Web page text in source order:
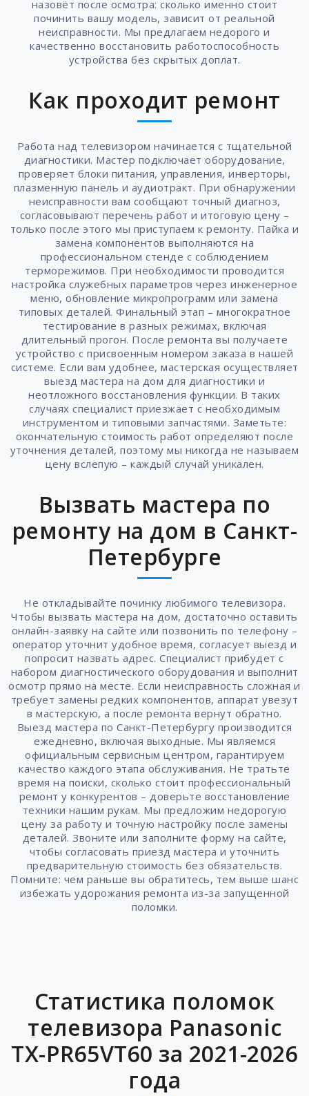
назовёт после осмотра: сколько именно стоит
починить вашу модель, зависит от реальной
неисправности. Мы предлагаем недорого и
качественно восстановить работоспособность
устройства без скрытых доплат.
Как проходит ремонт
Работа над телевизором начинается с тщательной
диагностики. Мастер подключает оборудование,
проверяет блоки питания, управления, инверторы,
плазменную панель и аудиотракт. При обнаружении
неисправности вам сообщают точный диагноз,
согласовывают перечень работ и итоговую цену –
только после этого мы приступаем к ремонту. Пайка и
замена компонентов выполняются на
профессиональном стенде с соблюдением
терморежимов. При необходимости проводится
настройка служебных параметров через инженерное
меню, обновление микропрограмм или замена
типовых деталей. Финальный этап – многократное
тестирование в разных режимах, включая
длительный прогон. После ремонта вы получаете
устройство с присвоенным номером заказа в нашей
системе. Если вам удобнее, мастерская осуществляет
выезд мастера на дом для диагностики и
неотложного восстановления функции. В таких
случаях специалист приезжает с необходимым
инструментом и типовыми запчастями. Заметьте:
окончательную стоимость работ определяют после
уточнения деталей, поэтому мы никогда не называем
цену вслепую – каждый случай уникален.
Вызвать мастера по
ремонту на дом в Санкт-
Петербурге
Не откладывайте починку любимого телевизора.
Чтобы вызвать мастера на дом, достаточно оставить
онлайн-заявку на сайте или позвонить по телефону –
оператор уточнит удобное время, согласует выезд и
попросит назвать адрес. Специалист прибудет с
набором диагностического оборудования и выполнит
осмотр прямо на месте. Если неисправность сложная и
требует замены редких компонентов, аппарат увезут
в мастерскую, а после ремонта вернут обратно.
Выезд мастера по Санкт-Петербургу производится
ежедневно, включая выходные. Мы являемся
официальным сервисным центром, гарантируем
качество каждого этапа обслуживания. Не тратьте
время на поиски, сколько стоит профессиональный
ремонт у конкурентов – доверьте восстановление
техники нашим рукам. Мы предложим недорогую
цену за работу и точную настройку после замены
деталей. Звоните или заполните форму на сайте,
чтобы согласовать приезд мастера и уточнить
предварительную стоимость без обязательств.
Помните: чем раньше вы обратитесь, тем выше шанс
избежать удорожания ремонта из-за запущенной
поломки.
Статистика поломок
телевизора Panasonic
TX-PR65VT60 за 2021-2026
года